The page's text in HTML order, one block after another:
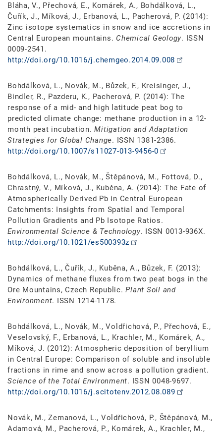
Bláha, V., Přechová, E., Komárek, A., Bohdálková, L.,
Čuřík, J., Míková, J., Erbanová, L., Pacherová, P. (2014):
Zinc isotope systematics in snow and ice accretions in
Central European mountains. Chemical Geology. ISSN
0009-2541.
http://doi.org/10.1016/j.chemgeo.2014.09.008
Bohdálková, L., Novák, M., Bůzek, F., Kreisinger, J.,
Bindler, R., Pazderu, K., Pacherová, P. (2014): The
response of a mid- and high latitude peat bog to
predicted climate change: methane production in a 12-
month peat incubation.Mitigation and Adaptation
Strategies for Global Change. ISSN 1381-2386.
http://doi.org/10.1007/s11027-013-9456-0
Bohdálková, L., Novák, M., Štěpánová, M., Fottová, D.,
Chrastný, V., Míková, J., Kuběna, A. (2014): The Fate of
Atmospherically Derived Pb in Central European
Catchments: Insights from Spatial and Temporal
Pollution Gradients and Pb Isotope Ratios.
Environmental Science & Technology. ISSN 0013-936X.
http://doi.org/10.1021/es500393z
Bohdálková, L., Čuřík, J., Kuběna, A., Bůzek, F. (2013):
Dynamics of methane fluxes from two peat bogs in the
Ore Mountains, Czech Republic.Plant Soil and
Environment. ISSN 1214-1178.
Bohdálková, L., Novák, M., Voldřichová, P., Přechová, E.,
Veselovský, F., Erbanová, L., Krachler, M., Komárek, A.,
Míková, J. (2012): Atmospheric deposition of beryllium
in Central Europe: Comparison of soluble and insoluble
fractions in rime and snow across a pollution gradient.
Science of the Total Environment. ISSN 0048-9697.
http://doi.org/10.1016/j.scitotenv.2012.08.089
Novák, M., Zemanová, L., Voldřichová, P., Štěpánová, M.,
Adamová, M., Pacherová, P., Komárek, A., Krachler, M.,